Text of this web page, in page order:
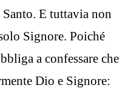
E tuttavia non
Signore. Poiché
a confessare che
Dio e Signore: